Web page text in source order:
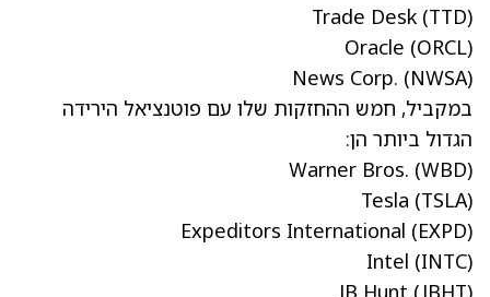
Trade Desk (TTD)
Oracle (ORCL)
News Corp. (NWSA)
במקביל, חמש ההחזקות שלו עם פוטנציאל הירידה
הגדול ביותר הן:
Warner Bros. (WBD)
Tesla (TSLA)
Expeditors International (EXPD)
Intel (INTC)
JB Hunt (JBHT)